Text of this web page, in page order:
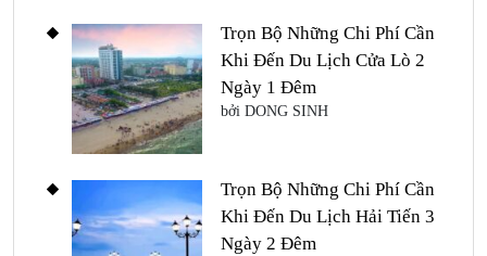
Trọn Bộ Những Chi Phí Cần
Khi Đến Du Lịch Cửa Lò 2
Ngày 1 Đêm
bởi DONG SINH
Trọn Bộ Những Chi Phí Cần
Khi Đến Du Lịch Hải Tiến 3
Ngày 2 Đêm